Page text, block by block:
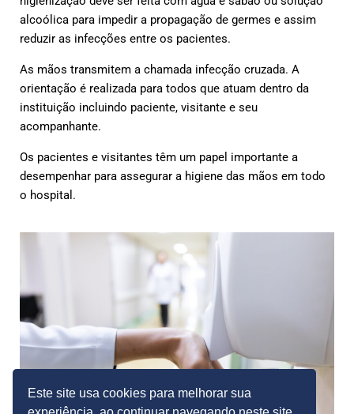
Este site usa cookies para melhorar sua
alcoólica para impedir a propagação de germes e assim
reduzir as infecções entre os pacientes.
As mãos transmitem a chamada infecção cruzada. A
orientação é realizada para todos que atuam dentro da
instituição incluindo paciente, visitante e seu
acompanhante.
Os pacientes e visitantes têm um papel importante a
desempenhar para assegurar a higiene das mãos em todo
o hospital.